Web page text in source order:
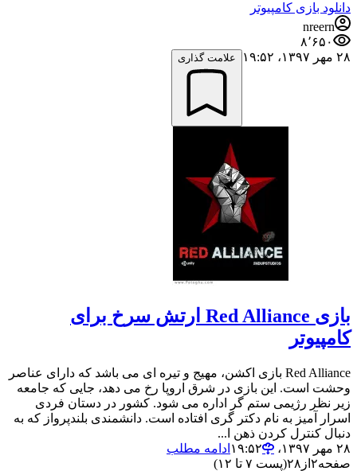
دانلود بازی کامپیوتر
nreern
۸٬۶۵۰
۲۸ مهر ۱۳۹۷،‏ ۱۹:۵۲
علامت گذاری
بازی Red Alliance ارتش سرخ برای
کامپیوتر
Red Alliance بازی اکشن، مهیج و تیره ای می باشد که دارای عناصر
وحشت است. این بازی در شرق اروپا رخ می دهد، جایی که جامعه
زیر نظر رژیمی ستم گر اداره می شود. کشور در دستان فردی
اسرار آمیز به نام دکتر گری افتاده است. دانشمندی بلندپرواز که به
دنبال کنترل کردن ذهن ا...
۲۸ مهر ۱۳۹۷،‏ ۱۹:۵۲
ادامه مطلب
صفحه۲ از ۲۸(پست ۷ تا ۱۲)